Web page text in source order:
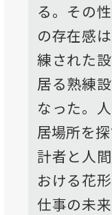
る。その
の存在感
練された
居る熟練
なった。
居場所を
計者と人
おける花
仕事の未